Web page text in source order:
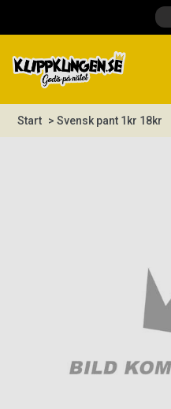
Start > Svensk pant 1kr 18kr